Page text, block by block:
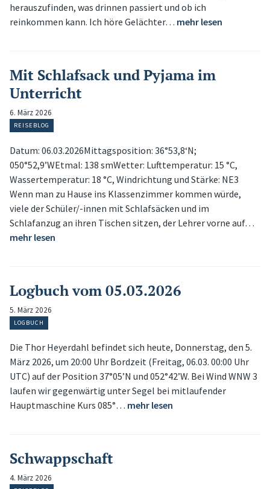
herauszufinden, was drinnen passiert und ob ich
reinkommen kann. Ich höre Gelächter… mehr lesen
Mit Schlafsack und Pyjama im
Unterricht
6. März 2026
REISEBLOG
Datum: 06.03.2026Mittagsposition: 36°53,8‘N;
050°52,9’WEtmal: 138 smWetter: Lufttemperatur: 15 °C,
Wassertemperatur: 18 °C, Windrichtung und Stärke: NE3
Wenn man zu Hause ins Klassenzimmer kommen würde,
viele der Schüler/-innen mit Schlafsäcken und im
Schlafanzug an ihren Tischen sitzen, der Lehrer vorne auf…
mehr lesen
Logbuch vom 05.03.2026
5. März 2026
LOGBUCH
Die Thor Heyerdahl befindet sich heute, Donnerstag, den 5.
März 2026, um 20:00 Uhr Bordzeit (Freitag, 06.03. 00:00 Uhr
UTC) auf der Position 37°05’N und 052°42’W. Bei Wind WNW 3
laufen wir gegenwärtig unter Segel bei mitlaufender
Hauptmaschine Kurs 085°… mehr lesen
Schwappschaft
4. März 2026